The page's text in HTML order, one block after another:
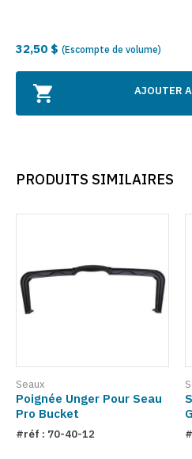
32,50 $ (Escompte de volume)
AJOUTER
PRODUITS SIMILAIRES
Seaux
Poignée Unger Pour Seau
Pro Bucket
#réf : 70-40-12